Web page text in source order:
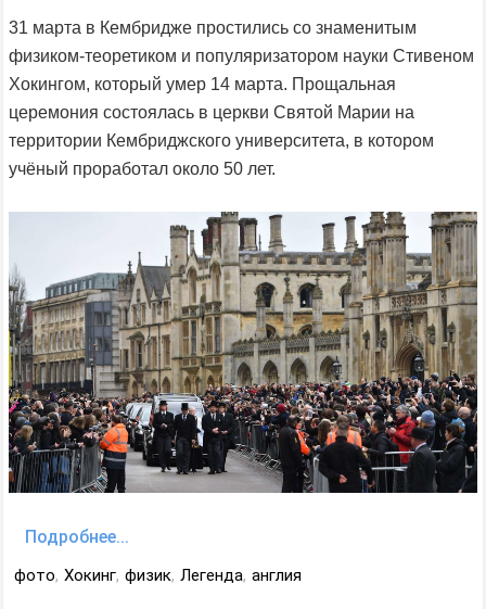
31 марта в Кембридже простились со знаменитым
физиком-теоретиком и популяризатором науки Стивеном
Хокингом, который умер 14 марта. Прощальная
церемония состоялась в церкви Святой Марии на
территории Кембриджского университета, в котором
учёный проработал около 50 лет.
Подробнее...
фото, Хокинг, физик, Легенда, англия